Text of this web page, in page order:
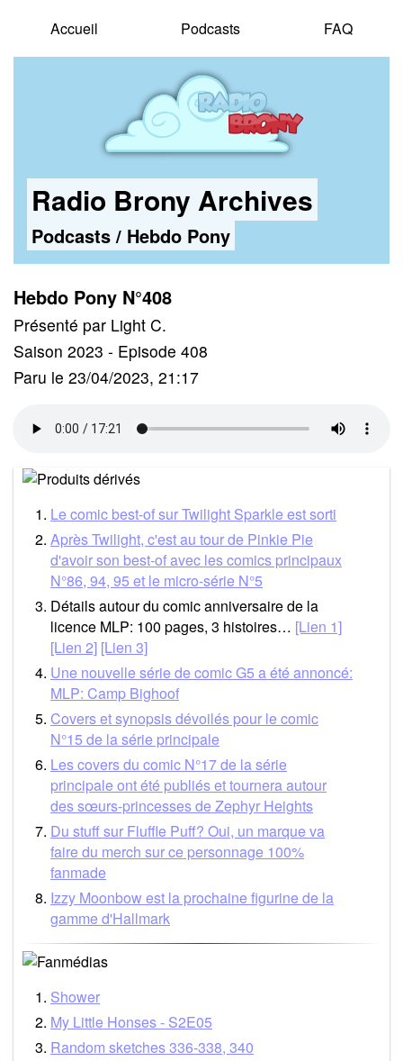
Accueil Podcasts FAQ
Radio Brony Archives
Podcasts/ Hebdo Pony
Hebdo Pony N°408
Présenté par Light C.
Saison 2023 - Episode 408
Paru le 23/04/2023, 21:17
Le comic best-of sur Twilight Sparkle est sorti
Après Twilight, c'est au tour de Pinkie Pie
d'avoir son best-of avec les comics principaux
N°86, 94, 95 et le micro-série N°5
Détails autour du comic anniversaire de la
licence MLP: 100 pages, 3 histoires… [Lien 1]
[Lien 2] [Lien 3]
Une nouvelle série de comic G5 a été annoncé:
MLP: Camp Bighoof
Covers et synopsis dévoilés pour le comic
N°15 de la série principale
Les covers du comic N°17 de la série
principale ont été publiés et tournera autour
des sœurs-princesses de Zephyr Heights
Du stuff sur Fluffle Puff? Oui, un marque va
faire du merch sur ce personnage 100%
fanmade
Izzy Moonbow est la prochaine figurine de la
gamme d'Hallmark
Shower
My Little Honses - S2E05
Random sketches 336-338, 340